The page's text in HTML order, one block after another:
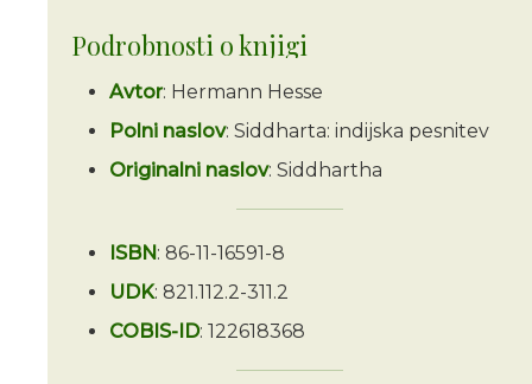
Podrobnosti o knjigi
Avtor: Hermann Hesse
Polni naslov: Siddharta: indijska pesnitev
Originalni naslov: Siddhartha
ISBN: 86-11-16591-8
UDK: 821.112.2-311.2
COBIS-ID: 122618368